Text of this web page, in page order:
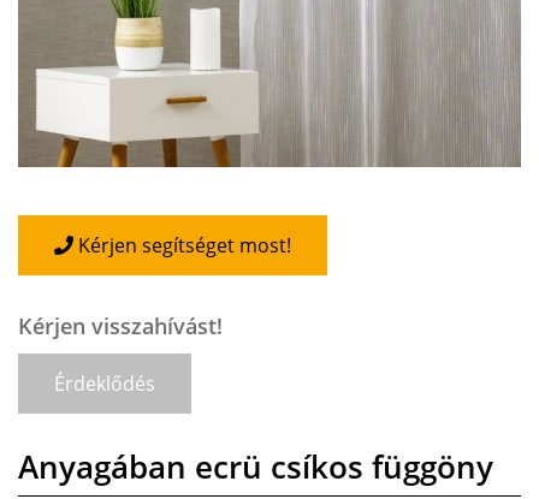
Kérjen segítséget most!
Kérjen visszahívást!
Érdeklődés
Anyagában ecrü csíkos függöny